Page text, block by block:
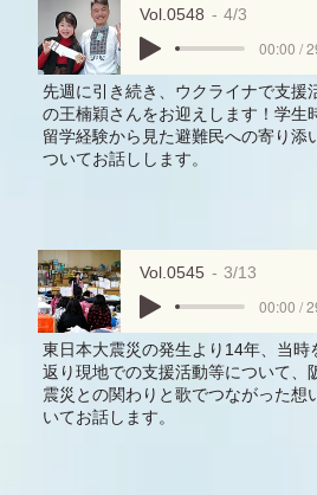
Vol.0548 4/3
00:00 /
先週に引き続き、ウクライナで支援
の王楠穎さんをお迎えします！学生
留学経験から見た避難民への寄り添
ついてお話しします。
Vol.0545 3/13
00:00 /
東日本大震災の発生より14年、当時
返り現地での支援活動等について、
震災との関わりと歌でつながった想
いてお話します。